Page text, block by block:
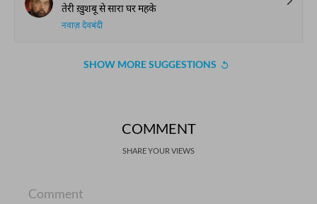
तेरी ख़ुशबू से सारा घर महके
नवाज़ देवबंदी
SHOW MORE SUGGESTIONS
COMMENT
SHARE YOUR VIEWS
Comment